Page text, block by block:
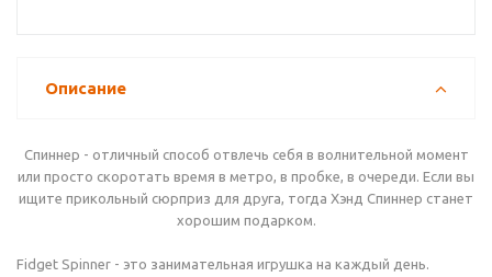
Описание
Спиннер - отличный способ отвлечь себя в волнительной момент
или просто скоротать время в метро, в пробке, в очереди. Если вы
ищите прикольный сюрприз для друга, тогда Хэнд Спиннер станет
хорошим подарком.
Fidget Spinner - это занимательная игрушка на каждый день.